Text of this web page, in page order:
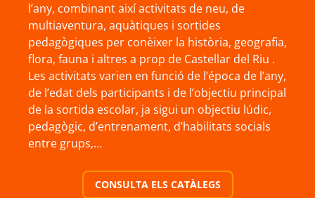
l’any, combinant així activitats de neu, de
multiaventura, aquàtiques i sortides
pedagògiques per conèixer la història, geografia,
flora, fauna i altres a prop de Castellar del Riu .
Les activitats varien en funció de l’época de l’any,
de l’edat dels participants i de l’objectiu principal
de la sortida escolar, ja sigui un objectiu lúdic,
pedagògic, d’entrenament, d’habilitats socials
entre grups,…
CONSULTA ELS CATÀLEGS